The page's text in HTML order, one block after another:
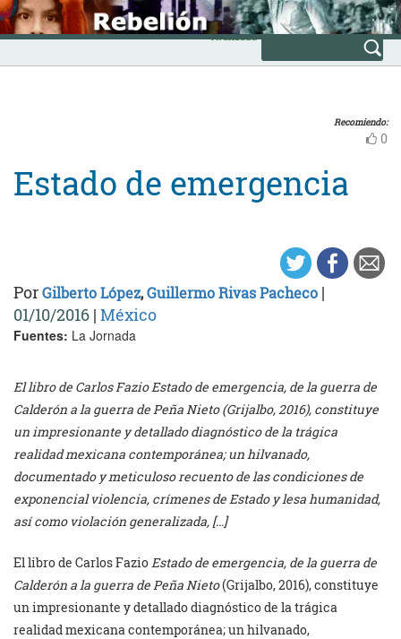
Skip
to
content
INICIO
Avanzada
Recomiendo:
0
Estado de emergencia
PorGilberto López,Guillermo Rivas Pacheco |
01/10/2016 | México
Fuentes: La Jornada
El libro de Carlos Fazio Estado de emergencia, de la guerra de
Calderón a la guerra de Peña Nieto (Grijalbo, 2016), constituye
un impresionante y detallado diagnóstico de la trágica
realidad mexicana contemporánea; un hilvanado,
documentado y meticuloso recuento de las condiciones de
exponencial violencia, crímenes de Estado y lesa humanidad,
así como violación generalizada, […]
El libro de Carlos FazioEstado de emergencia, de la guerra de
Calderón a la guerra de Peña Nieto(Grijalbo, 2016), constituye
un impresionante y detallado diagnóstico de la trágica
realidad mexicana contemporánea; un hilvanado,